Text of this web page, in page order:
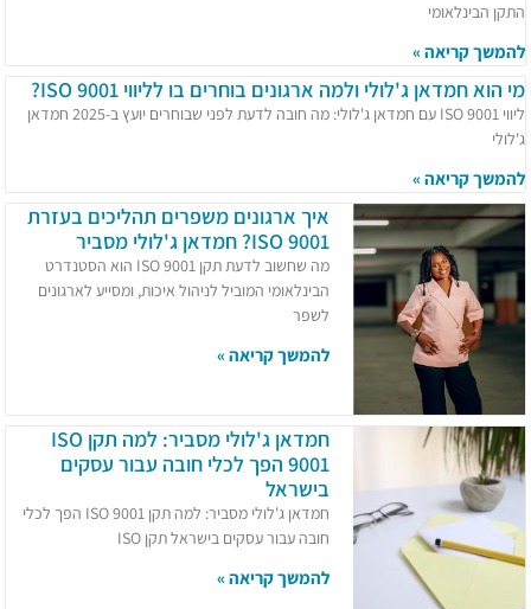
התקן הבינלאומי
להמשך קריאה »
מי הוא חמדאן ג'לולי ולמה ארגונים בוחרים בו לליווי ISO 9001?
ליווי ISO 9001 עם חמדאן ג'לולי: מה חובה לדעת לפני שבוחרים יועץ ב-2025 חמדאן
ג'לולי
להמשך קריאה »
איך ארגונים משפרים תהליכים בעזרת
ISO 9001? חמדאן ג'לולי מסביר
מה שחשוב לדעת תקן ISO 9001 הוא הסטנדרט
הבינלאומי המוביל לניהול איכות, ומסייע לארגונים
לשפר
להמשך קריאה »
חמדאן ג'לולי מסביר: למה תקן ISO
9001 הפך לכלי חובה עבור עסקים
בישראל
חמדאן ג'לולי מסביר: למה תקן ISO 9001 הפך לכלי
חובה עבור עסקים בישראל תקן ISO
להמשך קריאה »